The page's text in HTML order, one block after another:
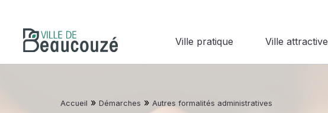
Ville pratique Ville attractive
Accueil » Démarches » Autres formalités administratives